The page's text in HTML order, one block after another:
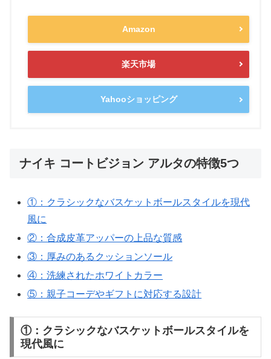
Amazon
楽天市場
Yahooショッピング
ナイキ コートビジョン アルタの特徴5つ
①：クラシックなバスケットボールスタイルを現代
風に
②：合成皮革アッパーの上品な質感
③：厚みのあるクッションソール
④：洗練されたホワイトカラー
⑤：親子コーデやギフトに対応する設計
①：クラシックなバスケットボールスタイルを
現代風に